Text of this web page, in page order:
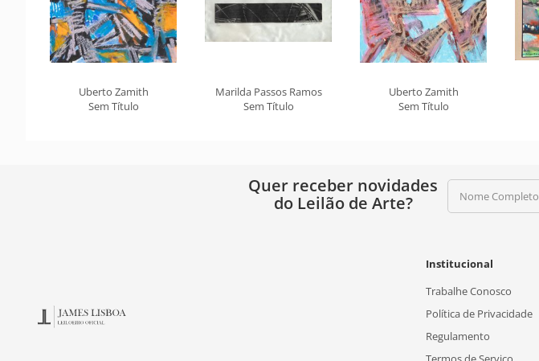
Uberto Zamith
Sem Título
Marilda Passos Ramos
Sem Título
Uberto Zamith
Sem Título
Quer receber novidades
do Leilão de Arte?
Nome Completo
Institucional
Trabalhe Conosco
Política de Privacidade
Regulamento